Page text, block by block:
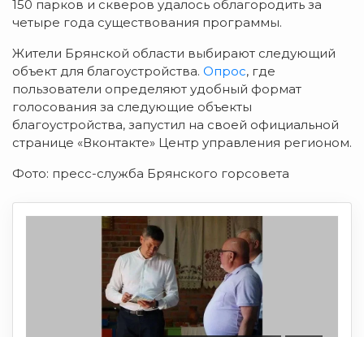
150 парков и скверов удалось облагородить за
четыре года существования программы.
Жители Брянской области выбирают следующий
объект для благоустройства. Опрос, где
пользователи определяют удобный формат
голосования за следующие объекты
благоустройства, запустил на своей официальной
странице «Вконтакте» Центр управления регионом.
Фото: пресс-служба Брянского горсовета